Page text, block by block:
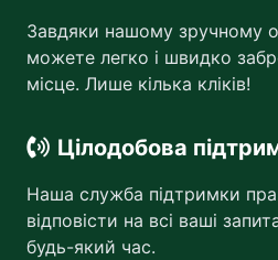
Завдяки нашому зручному
можете легко і швидко
місце. Лише кілька кліків!
Цілодобова
Наша служба підтримки
відповісти на всі ваші
будь-який час.